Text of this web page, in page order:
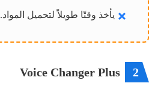
يأخذ وقتًا طويلاً لتحميل المواد.
2
Voice Changer Plus